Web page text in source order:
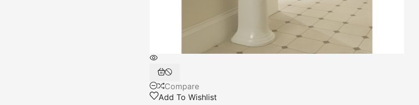
Compare
Add To Wishlist